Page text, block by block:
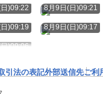
)09:22 8月9日(日)09:21
)09:19 8月9日(日)09:17
)09:06
引法の表記外部送信先ご利